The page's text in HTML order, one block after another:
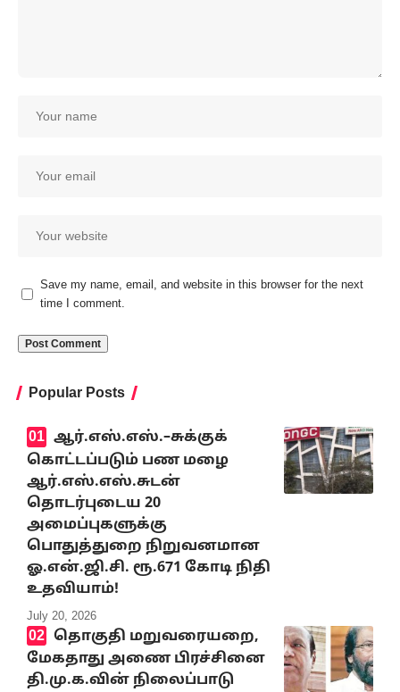
Save my name, email, and website in this browser for the next
time I comment.
Popular Posts
ஆர்.எஸ்.எஸ்.–சுக்குக்
கொட்டப்படும் பண மழை
ஆர்.எஸ்.எஸ்.சுடன்
தொடர்புடைய 20
அமைப்புகளுக்கு
பொதுத்துறை நிறுவனமான
ஓ.என்.ஜி.சி. ரூ.671 கோடி நிதி
உதவியாம்!
July 20, 2026
தொகுதி மறுவரையறை,
மேகதாது அணை பிரச்சினை
தி.மு.க.வின் நிலைப்பாடு